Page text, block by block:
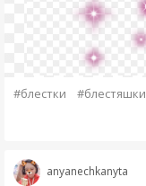
#блестки #блестяшки
anyanechkanyta